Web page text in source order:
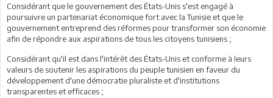
Considérant que le gouvernement des États-Unis s'est engagé à
poursuivre un partenariat économique fort avec la Tunisie et que le
gouvernement entreprend des réformes pour transformer son économie
afin de répondre aux aspirations de tous les citoyens tunisiens ;
Considérant qu'il est dans l'intérêt des États-Unis et conforme à leurs
valeurs de soutenir les aspirations du peuple tunisien en faveur du
développement d'une démocratie pluraliste et d'institutions
transparentes et efficaces ;